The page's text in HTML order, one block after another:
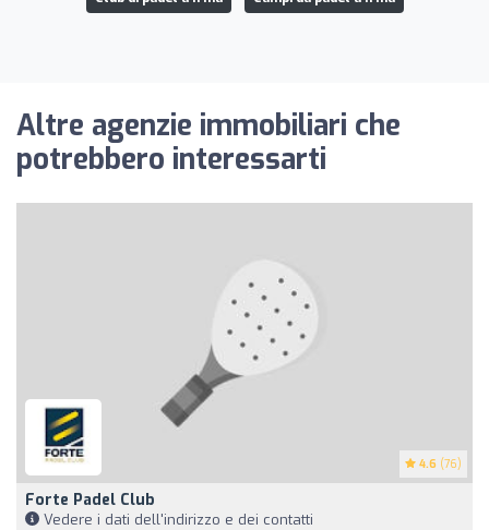
Altre agenzie immobiliari che
potrebbero interessarti
4.6 (76)
Forte Padel Club
Vedere i dati dell'indirizzo e dei contatti